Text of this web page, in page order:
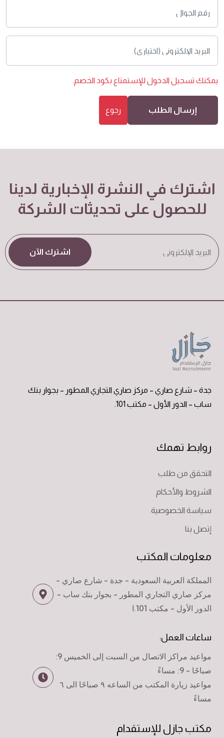
يمكنك تسجيل الدخول للإستمتاع بكود الخصم.
إرسال الطلب رجوع
اشترك في النشرة الإخبارية لدينا
للحصول على تحديثات الشركة
اشترك الآن
جدة – شارع صاري – مركز صاري التجاري المطور – بجوار بنك
ساب – الدور الأول – مكتب 101.
روابط تهمك
التحقق من طلب
الشروط والأحكام
سياسة الخصوصية
إتصل بنا
معلومات المكتب
المملكة العربية السعودية - جدة - شارع صاري -
مركز صاري التجاري المطور - بجوار بنك ساب -
الدور الأول - مكتب 101.ا
ساعات العمل:
مواعيد مراكز الاتصال من السبت إلى الخميس 9:
صباحًا - 9: مساءً
مواعيد زيارة المكتب من الساعه ٩ صباحًا الى ٦
مساءً
مكتب جازل للإستقدام